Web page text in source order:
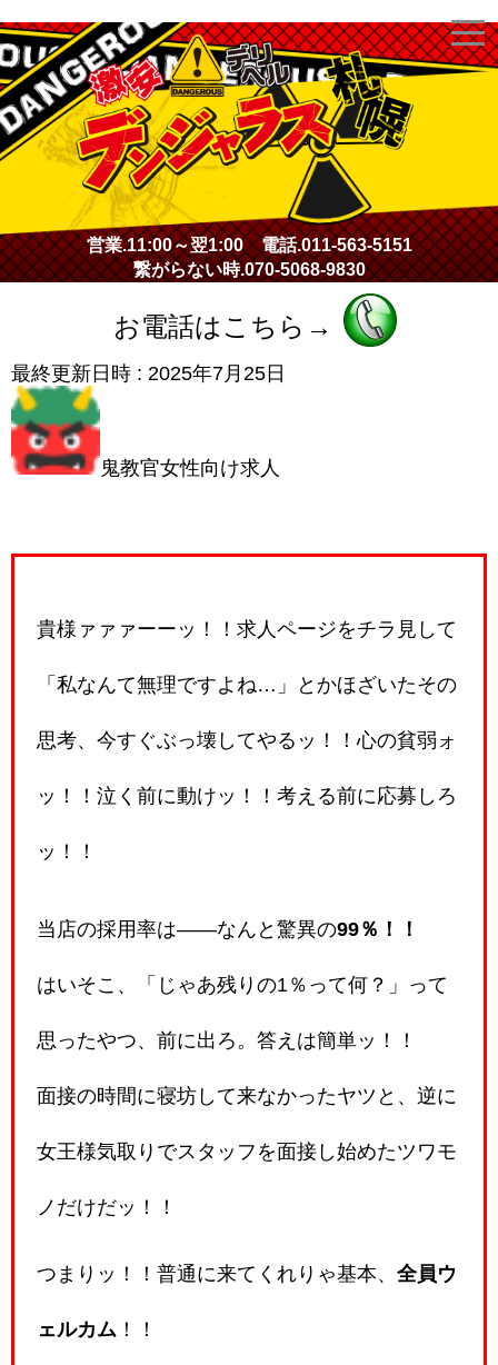
激安デリヘル・デンジャラス札幌
営業.11:00～翌1:00電話.011-563-5151
繋がらない時.070-5068-9830
お電話はこちら→
最終更新日時 : 2025年7月25日
鬼教官女性向け求人
貴様ァァァーーッ！！求人ページをチラ見して
「私なんて無理ですよね…」とかほざいたその
思考、今すぐぶっ壊してやるッ！！心の貧弱ォ
ッ！！泣く前に動けッ！！考える前に応募しろ
ッ！！
当店の採用率は――なんと驚異の99％！！
はいそこ、「じゃあ残りの1％って何？」って
思ったやつ、前に出ろ。答えは簡単ッ！！
面接の時間に寝坊して来なかったヤツと、逆に
女王様気取りでスタッフを面接し始めたツワモ
ノだけだッ！！
つまりッ！！普通に来てくれりゃ基本、 全員ウ
ェルカム ！！